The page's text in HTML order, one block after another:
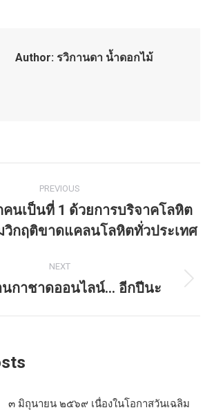
Author: รวิกานดา น้ำดอกไม้
PREVIOUS
Previous
post:
คนเป็นที่ 1 ด้วยการบริจาคโลหิต
วิกฤติขาดแคลนโลหิตทั่วประเทศ
NEXT
Next
นกาชาดออนไลน์… อีกปีนะ
๓ มิถุนายน ๒๕๖๙ เนื่องในโอกาสวันเฉลิม